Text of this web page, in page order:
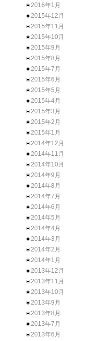
2016年1月
2015年12月
2015年11月
2015年10月
2015年9月
2015年8月
2015年7月
2015年6月
2015年5月
2015年4月
2015年3月
2015年2月
2015年1月
2014年12月
2014年11月
2014年10月
2014年9月
2014年8月
2014年7月
2014年6月
2014年5月
2014年4月
2014年3月
2014年2月
2014年1月
2013年12月
2013年11月
2013年10月
2013年9月
2013年8月
2013年7月
2013年6月